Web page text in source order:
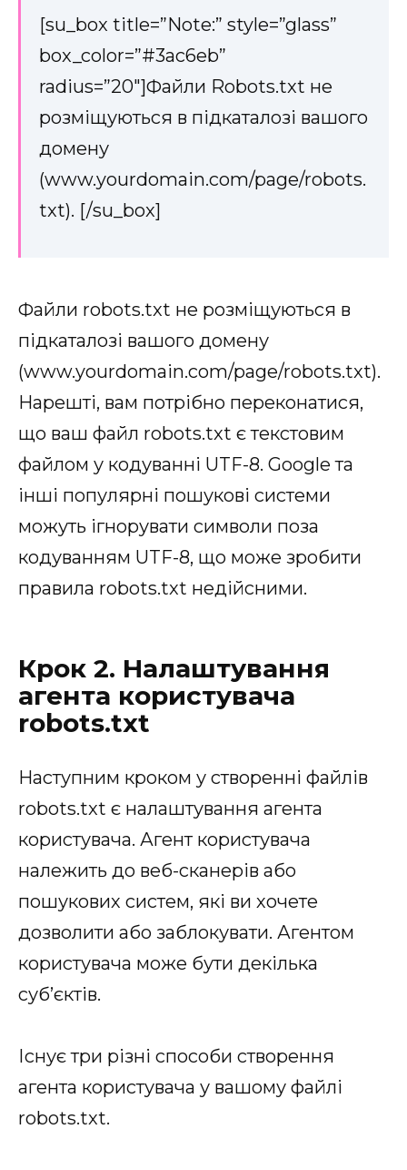
[su_box title=”Note:” style=”glass”
box_color=”#3ac6eb”
radius=”20″]Файли Robots.txt не
розміщуються в підкаталозі вашого
домену
(www.yourdomain.com/page/robots.
txt). [/su_box]
Файли robots.txt не розміщуються в
підкаталозі вашого домену
(www.yourdomain.com/page/robots.txt).
Нарешті, вам потрібно переконатися,
що ваш файл robots.txt є текстовим
файлом у кодуванні UTF-8. Google та
інші популярні пошукові системи
можуть ігнорувати символи поза
кодуванням UTF-8, що може зробити
правила robots.txt недійсними.
Крок 2. Налаштування
агента користувача
robots.txt
Наступним кроком у створенні файлів
robots.txt є налаштування агента
користувача. Агент користувача
належить до веб-сканерів або
пошукових систем, які ви хочете
дозволити або заблокувати. Агентом
користувача може бути декілька
суб’єктів.
Існує три різні способи створення
агента користувача у вашому файлі
robots.txt.